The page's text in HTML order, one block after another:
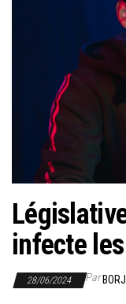
infecte
28/06/2024 Par